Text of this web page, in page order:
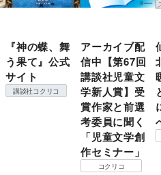
『神の蝶、舞
う果て』公式
サイト
講談社コクリコ
アーカイブ配
信中【第67回
講談社児童文
学新人賞】受
賞作家と前選
考委員に聞く
「児童文学創
作セミナー」
コクリコ